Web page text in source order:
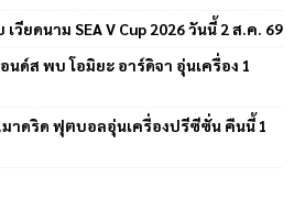
วียดนาม SEA V Cup 2026 วันนี้ 2 ส.ค. 69
นด์ส พบ โอมิยะ อาร์ดิจา อุ่นเครื่อง 1
าดริด ฟุตบอลอุ่นเครื่องปรีซีซั่น คืนนี้ 1